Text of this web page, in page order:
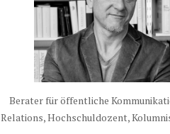
Berater für öffentliche
Relations, Hochschuldozent,